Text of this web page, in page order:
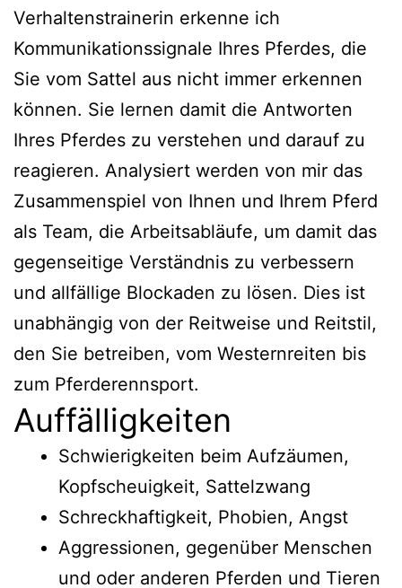
Verhaltenstrainerin erkenne ich
Kommunikationssignale Ihres Pferdes, die
Sie vom Sattel aus nicht immer erkennen
können. Sie lernen damit die Antworten
Ihres Pferdes zu verstehen und darauf zu
reagieren. Analysiert werden von mir das
Zusammenspiel von Ihnen und Ihrem Pferd
als Team, die Arbeitsabläufe, um damit das
gegenseitige Verständnis zu verbessern
und allfällige Blockaden zu lösen. Dies ist
unabhängig von der Reitweise und Reitstil,
den Sie betreiben, vom Westernreiten bis
zum Pferderennsport.
Auffälligkeiten
Schwierigkeiten beim Aufzäumen,
Kopfscheuigkeit, Sattelzwang
Schreckhaftigkeit, Phobien, Angst
Aggressionen, gegenüber Menschen
und oder anderen Pferden und Tieren